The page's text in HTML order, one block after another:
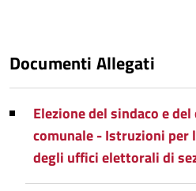
Documenti Allegati
Elezione del sindaco e
comunale - Istruzioni per
degli uffici elettorali di